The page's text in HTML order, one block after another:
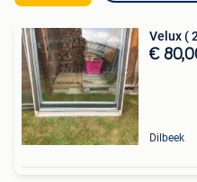
Velux (
€
Dilbeek